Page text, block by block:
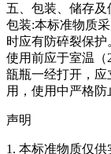
五、包装、储存及
包装:本标准物质
时应有防碎裂保护
使用前应于室温
瓿瓶一经打开，
用，使用中严格防
声明
1. 本标准物质仅